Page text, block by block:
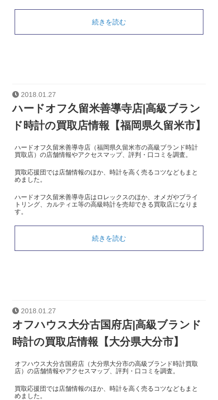
続きを読む
2018.01.27
ハードオフ久留米善導寺店|高級ブラン
ド時計の買取店情報【福岡県久留米市】
ハードオフ久留米善導寺店（福岡県久留米市の高級ブランド時計
買取店）の店舗情報やアクセスマップ、評判・口コミを調査。
買取応援団では店舗情報のほか、時計を高く売るコツなどもまと
めました。
ハードオフ久留米善導寺店はロレックスのほか、オメガやブライ
トリング、カルティエ等の高級時計を売却できる買取店になりま
す。
続きを読む
2018.01.27
オフハウス大分古国府店|高級ブランド
時計の買取店情報【大分県大分市】
オフハウス大分古国府店（大分県大分市の高級ブランド時計買取
店）の店舗情報やアクセスマップ、評判・口コミを調査。
買取応援団では店舗情報のほか、時計を高く売るコツなどもまと
めました。